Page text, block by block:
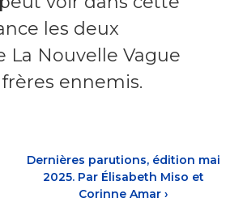
les deux
La Nouvelle Vague
ennemis.
Dernières parutions, édition mai
2025. Par Élisabeth Miso et
Corinne Amar ›